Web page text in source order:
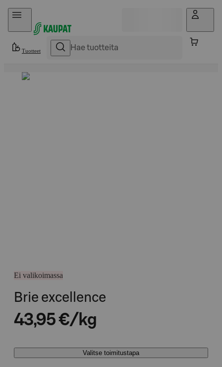
Hyppää sisältöön
Tuotteet
Ei valikoimassa
Brie excellence
43,95 €/kg
Valitse toimitustapa